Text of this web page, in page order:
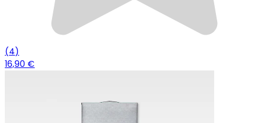
(4)
16,90 €